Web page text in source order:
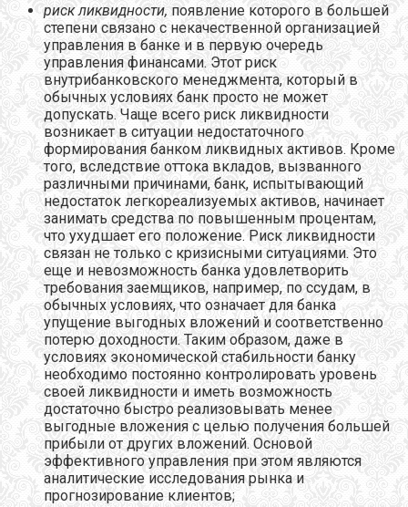
риск ликвидности, появление которого в большей
степени связано с некачественной организацией
управления в банке и в первую очередь
управления финансами. Этот риск
внутрибанковского менеджмента, который в
обычных условиях банк просто не может
допускать. Чаще всего риск ликвидности
возникает в ситуации недостаточного
формирования банком ликвидных активов. Кроме
того, вследствие оттока вкладов, вызванного
различными причинами, банк, испытывающий
недостаток легкореализуемых активов, начинает
занимать средства по повышенным процентам,
что ухудшает его положение. Риск ликвидности
связан не только с кризисными ситуациями. Это
еще и невозможность банка удовлетворить
требования заемщиков, например, по ссудам, в
обычных условиях, что означает для банка
упущение выгодных вложений и соответственно
потерю доходности. Таким образом, даже в
условиях экономической стабильности банку
необходимо постоянно контролировать уровень
своей ликвидности и иметь возможность
достаточно быстро реализовывать менее
выгодные вложения с целью получения большей
прибыли от других вложений. Основой
эффективного управления при этом являются
аналитические исследования рынка и
прогнозирование клиентов;